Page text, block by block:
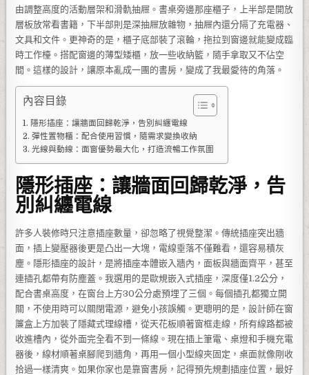
由調整高度的活動層架和滑軌抽屜。書桌旁邊那座櫃子，上半部是開放
層板放常看書籍，下半部則是深抽屜放雜物，抽屜內還分隔了充電器、
文具和文件。更神奇的是，櫃子底部裝了滾輪，拖拉到窗邊就能變成臨
時工作檯。搭配窗邊的薄型矮櫃，放一些收納籃，隨手拿取又不佔空
間。這樣的設計，讓原本亂成一團的書房，變成了我最愛待的角落。
內容目錄
隱形插座：讓牆面回歸乾淨，告別糾纏電線
彈性置物櫃：配合使用習慣，隨需求變換收納
光線與動線：面窗優勢最大化，打造流暢工作氛圍
隱形插座：讓牆面回歸乾淨，告
別糾纏電線
許多人裝修時只注意插座數量，卻忽略了視覺整潔。傳統插座突出牆
面，插上變壓器後更是凸出一大塊，電線垂落不僅難看，還容易積灰
塵。隱形插座的設計，是將插座本體嵌入牆內，面板與牆面齊平，甚至
連插孔都帶有防塵蓋。我選用的是歐規嵌入式插座，深度僅1.2公分，
配合書桌高度，在窗台上方30公分處預埋了三個。每個插孔都獨立開
關，不使用時可以關閉電源，避免小孩誤觸。更聰明的是，設計師在窗
簾盒上方加裝了隱藏式理線槽，從天花板順著窗框走線，所有線路都被
收進槽內，從外面完全看不到一條線。現在插上筆電、桌燈和手機充電
器後，線材順著桌腳爬到牆角，再用一個小型線夾固定，桌面就像剛收
拾過一樣清爽。如果你家也是靠窗書房，記得預先規劃插座位置，最好